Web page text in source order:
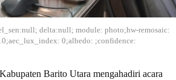
delta:null; module: photo;hw-remosaic:
0;albedo: ;confidence:
Barito Utara mengahadiri acara